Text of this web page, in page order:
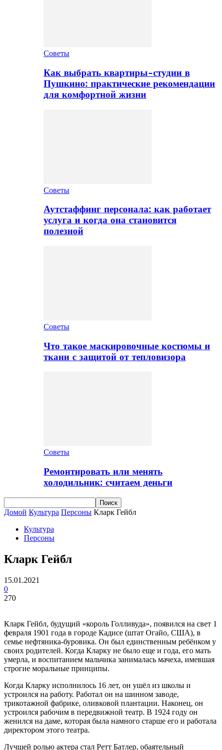
Советы
Как выбрать квартиры-студии в
Пушкино: практические рекомендации
для комфортной жизни
Советы
Аутстаффинг персонала: как работает
услуга и когда она становится
полезной
Советы
Что такое маскировочные костюмы и
ткани с защитой от тепловизора
Советы
Ремонтировать или менять
холодильник: считаем деньги
Домой Культура Персоны Кларк Гейбл
Культура
Персоны
Кларк Гейбл
15.01.2021
0
270
Кларк Гейбл, будущий «король Голливуда», появился на свет 1
февраля 1901 года в городе Кадисе (штат Огайо, США), в
семье нефтяника-буровика. Он был единственным ребёнком у
своих родителей. Когда Кларку не было еще и года, его мать
умерла, и воспитанием мальчика занималась мачеха, имевшая
строгие моральные принципы.
Когда Кларку исполнилось 16 лет, он ушёл из школы и
устроился на работу. Работал он на шинном заводе,
трикотажной фабрике, оливковой плантации. Наконец, он
устроился рабочим в передвижной театр. В 1924 году он
женился на даме, которая была намного старше его и работала
директором этого театра.
Лучшей ролью актера стал Ретт Батлер, обаятельный